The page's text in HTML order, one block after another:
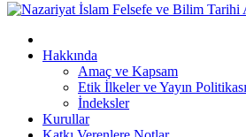
Hakkında
Amaç ve Kapsam
Etik İlkeler ve Yayın Politikası
İndeksler
Kurullar